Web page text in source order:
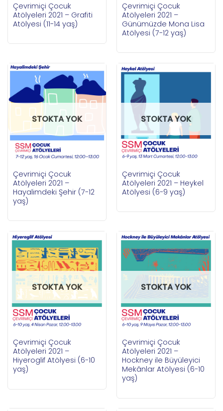
Çevrimiçi Çocuk
Atölyeleri 2021 – Grafiti
Atölyesi (11-14 yaş)
Çevrimiçi Çocuk
Atölyeleri 2021 –
Günümüzde Mona Lisa
Atölyesi (7-12 yaş)
STOKTA YOK
Çevrimiçi Çocuk
Atölyeleri 2021 –
Hayalimdeki Şehir (7-12
yaş)
STOKTA YOK
Çevrimiçi Çocuk
Atölyeleri 2021 – Heykel
Atölyesi (6-9 yaş)
STOKTA YOK
Çevrimiçi Çocuk
Atölyeleri 2021 –
Hiyeroglif Atölyesi (6-10
yaş)
STOKTA YOK
Çevrimiçi Çocuk
Atölyeleri 2021 –
Hockney ile Büyüleyici
Mekânlar Atölyesi (6-10
yaş)